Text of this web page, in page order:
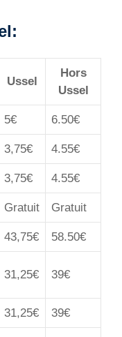
Ussel
Hors
Ussel
5€ 6.50€
3,75€ 4.55€
3,75€ 4.55€
Gratuit Gratuit
43,75€ 58.50€
31,25€ 39€
31,25€ 39€